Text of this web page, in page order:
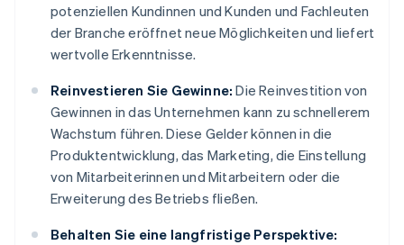
potenziellen Kundinnen und Kunden und Fachleuten
der Branche eröffnet neue Möglichkeiten und liefert
wertvolle Erkenntnisse.
Reinvestieren Sie Gewinne: Die Reinvestition von
Gewinnen in das Unternehmen kann zu schnellerem
Wachstum führen. Diese Gelder können in die
Produktentwicklung, das Marketing, die Einstellung
von Mitarbeiterinnen und Mitarbeitern oder die
Erweiterung des Betriebs fließen.
Behalten Sie eine langfristige Perspektive: